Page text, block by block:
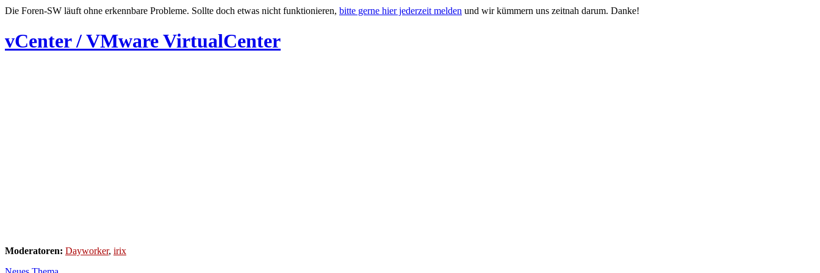
Die Foren-SW läuft ohne erkennbare Probleme. Sollte doch etwas nicht funktionieren, bitte gerne hier jederzeit melden und wir kümmern uns zeitnah darum. Danke!
vCenter / VMware VirtualCenter
Moderatoren: Dayworker, irix